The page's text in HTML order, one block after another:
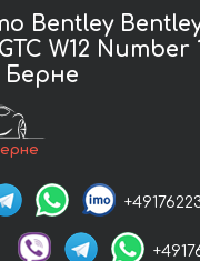
Bentley
W12 Number 1
Берне